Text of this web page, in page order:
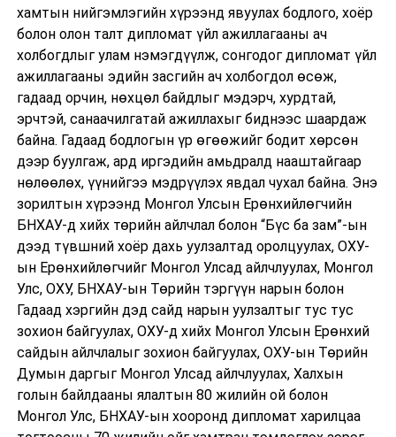
хамтын нийгэмлэгийн хүрээнд явуулах бодлого, хоёр
болон олон талт дипломат үйл ажиллагааны ач
холбогдлыг улам нэмэгдүүлж, сонгодог дипломат үйл
ажиллагааны эдийн засгийн ач холбогдол өсөж,
гадаад орчин, нөхцөл байдлыг мэдэрч, хурдтай,
эрчтэй, санаачилгатай ажиллахыг биднээс шаардаж
байна. Гадаад бодлогын үр өгөөжийг бодит хөрсөн
дээр буулгаж, ард иргэдийн амьдралд нааштайгаар
нөлөөлөх, үүнийгээ мэдрүүлэх явдал чухал байна. Энэ
зорилтын хүрээнд Монгол Улсын Ерөнхийлөгчийн
БНХАУ-д хийх төрийн айлчлал болон “Бүс ба зам”-ын
дээд түвшний хоёр дахь уулзалтад оролцуулах, ОХУ-
ын Ерөнхийлөгчийг Монгол Улсад айлчлуулах, Монгол
Улс, ОХУ, БНХАУ-ын Төрийн тэргүүн нарын болон
Гадаад хэргийн дэд сайд нарын уулзалтыг тус тус
зохион байгуулах, ОХУ-д хийх Монгол Улсын Ерөнхий
сайдын айлчлалыг зохион байгуулах, ОХУ-ын Төрийн
Думын даргыг Монгол Улсад айлчлуулах, Халхын
голын байлдааны ялалтын 80 жилийн ой болон
Монгол Улс, БНХАУ-ын хооронд дипломат харилцаа